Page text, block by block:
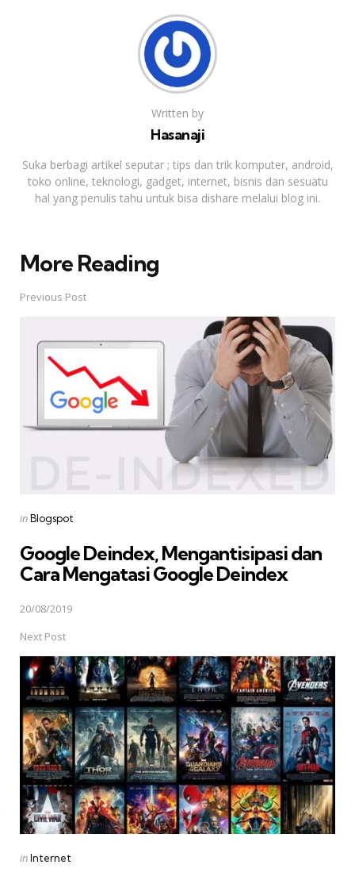
Written by
Hasanaji
Suka berbagi artikel seputar ; tips dan trik komputer, android,
toko online, teknologi, gadget, internet, bisnis dan sesuatu
hal yang penulis tahu untuk bisa dishare melalui blog ini.
More Reading
Post
navigation
Previous Post
Posted
inBlogspot
Google Deindex, Mengantisipasi dan
Cara Mengatasi Google Deindex
20/08/2019
Next Post
Posted
inInternet